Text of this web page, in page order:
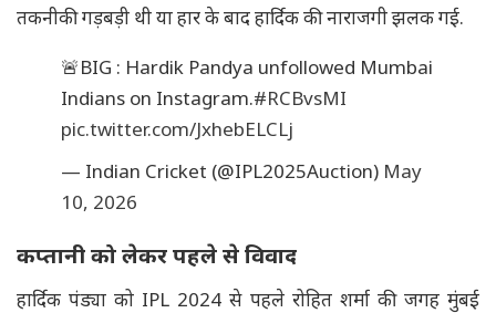
तकनीकी गड़बड़ी थी या हार के बाद हार्दिक की नाराजगी झलक गई.
🚨BIG : Hardik Pandya unfollowed Mumbai
Indians on Instagram.#RCBvsMI
pic.twitter.com/JxhebELCLj
— Indian Cricket (@IPL2025Auction) May
10, 2026
कप्तानी को लेकर पहले से विवाद
हार्दिक पंड्या को IPL 2024 से पहले रोहित शर्मा की जगह मुंबई